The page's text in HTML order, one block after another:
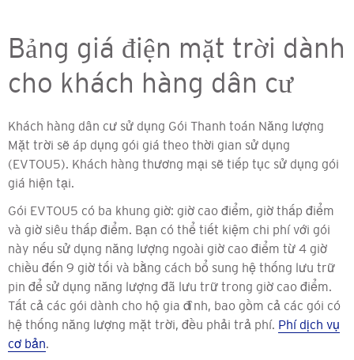
Bảng giá điện mặt trời dành
cho khách hàng dân cư
Khách hàng dân cư sử dụng Gói Thanh toán Năng lượng
Mặt trời sẽ áp dụng gói giá theo thời gian sử dụng
(EVTOU5). Khách hàng thương mại sẽ tiếp tục sử dụng gói
giá hiện tại.
Gói EVTOU5 có ba khung giờ: giờ cao điểm, giờ thấp điểm
và giờ siêu thấp điểm. Bạn có thể tiết kiệm chi phí với gói
này nếu sử dụng năng lượng ngoài giờ cao điểm từ 4 giờ
chiều đến 9 giờ tối và bằng cách bổ sung hệ thống lưu trữ
pin để sử dụng năng lượng đã lưu trữ trong giờ cao điểm.
Tất cả các gói dành cho hộ gia đình, bao gồm cả các gói có
hệ thống năng lượng mặt trời, đều phải trả phí. Phí dịch vụ
cơ bản.